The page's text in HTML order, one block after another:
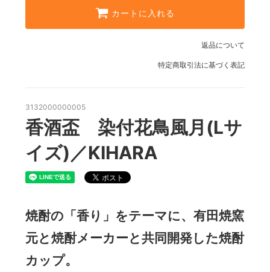
カートに入れる
返品について
特定商取引法に基づく表記
3132000000005
香酒盃 染付花鳥風月(Lサ
イズ)／KIHARA
焼酎の「香り」をテーマに、有田焼窯
元と焼酎メーカーと共同開発した焼酎
カップ。